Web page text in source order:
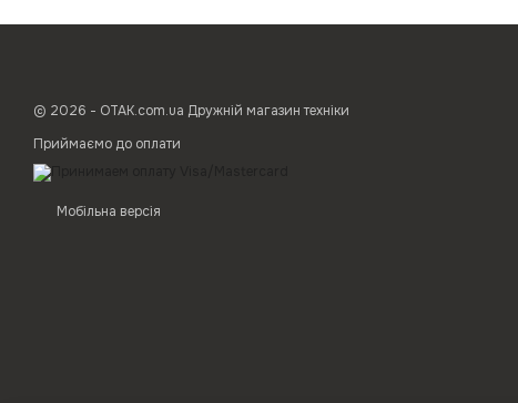
© 2026 - ОТАК.com.ua Дружній магазин техніки
Приймаємо до оплати
Мобільна версія